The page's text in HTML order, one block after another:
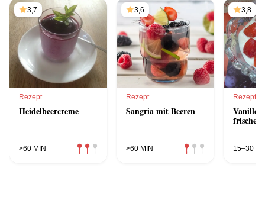
3,7
Rezept
Heidelbeercreme
>60 MIN
3,6
Rezept
Sangria mit Beeren
>60 MIN
3,8
Rezept
frischen
15–30